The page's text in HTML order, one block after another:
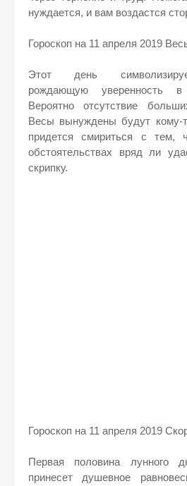
нуждается, и вам воздастся
Гороскоп на 11 апреля 2019
Этот день
рождающую уверенность
Вероятно отсутствие
Весы вынуждены будут кому-
придется смириться с тем,
обстоятельствах вряд ли
скрипку.
Гороскоп на 11 апреля 2019
Первая половина лунного
принесет душевное